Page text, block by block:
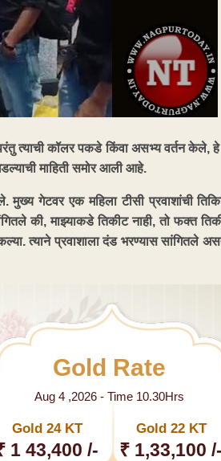
त्याची कॉलर पकडे किंवा असभ्य वर्तन केले, हे
माहिती समोर आली आहे.
मुख्य गेटवर एक महिला टीसी प्रवाशांची
की, माझ्याकडे तिकीट नाही, तो फक्त
त्याने प्रवाशाला दंड भरण्यास सांगितले
Gold Rate
Aug 4 ,2026 - Time 10.30Hrs
Gold 24 KT
1 43,400 /-
Gold 22 KT
₹ 1,33,100 /-